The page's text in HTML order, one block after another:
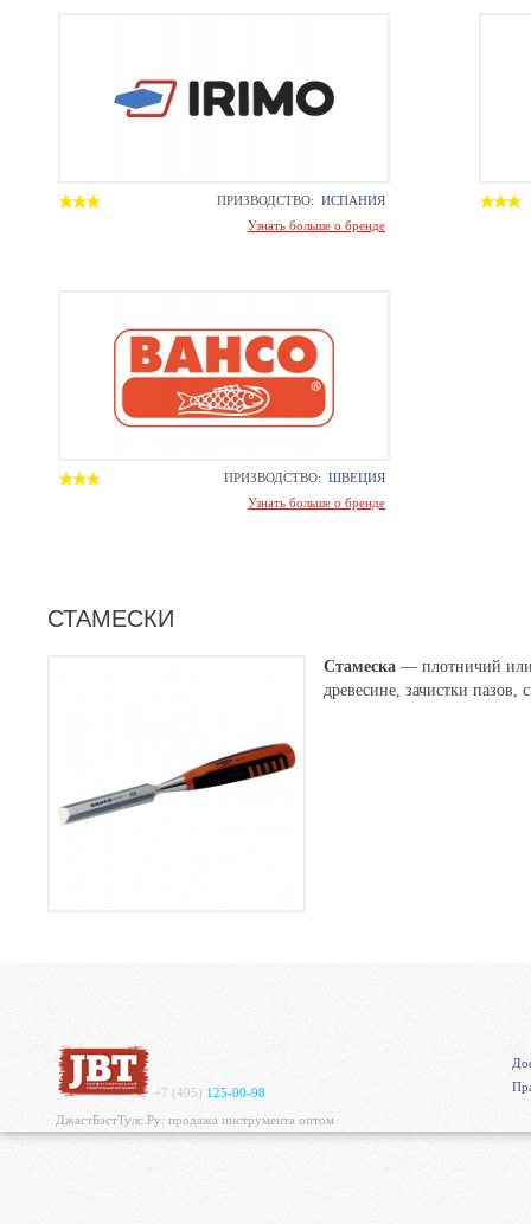
ПРИЗВОДСТВО: ИСПАНИЯ
Узнать больше о бренде
ПРИЗВОДСТВО: ШВЕЦИЯ
Узнать больше о бренде
СТАМЕСКИ
Стамеска — плотничий или
древесине, зачистки пазов,
+7 (495) 125-00-98
ДжастБэстТулс.Ру: продажа инструмента оптом